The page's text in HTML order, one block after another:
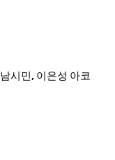
시민, 이은성 아코